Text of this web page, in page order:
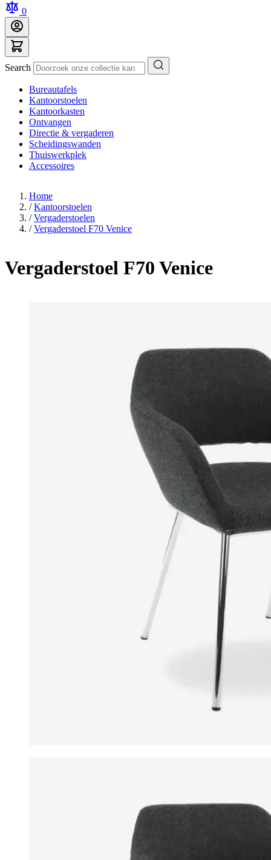
0
Search
Bureautafels
Kantoorstoelen
Kantoorkasten
Ontvangen
Directie & vergaderen
Scheidingswanden
Thuiswerkplek
Accessoires
Home
/ Kantoorstoelen
/ Vergaderstoelen
/ Vergaderstoel F70 Venice
Vergaderstoel F70 Venice